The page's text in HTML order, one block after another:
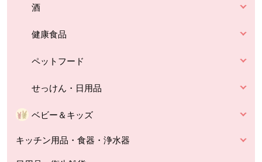
酒
健康食品
ペットフード
せっけん・日用品
ベビー＆キッズ
キッチン用品・食器・浄水器